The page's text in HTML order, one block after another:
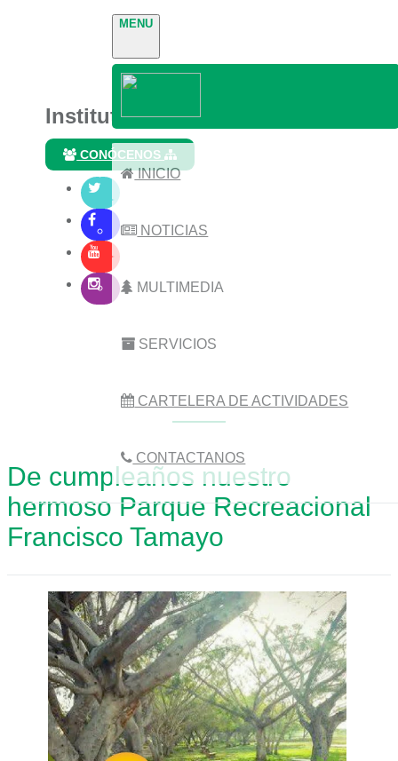
MENU
INICIO
NOTICIAS
MULTIMEDIA
SERVICIOS
CARTELERA DE ACTIVIDADES
CONTACTANOS
Instituto Nacional de Parques
CONÓCENOS
De cumpleaños nuestro
hermoso Parque Recreacional
Francisco Tamayo